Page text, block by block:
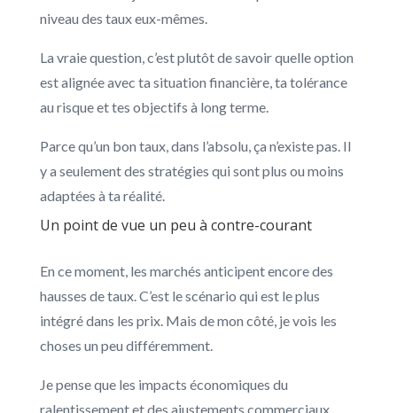
niveau des taux eux-mêmes.
La vraie question, c’est plutôt de savoir quelle option
est alignée avec ta situation financière, ta tolérance
au risque et tes objectifs à long terme.
Parce qu’un bon taux, dans l’absolu, ça n’existe pas. Il
y a seulement des stratégies qui sont plus ou moins
adaptées à ta réalité.
Un point de vue un peu à contre-courant
En ce moment, les marchés anticipent encore des
hausses de taux. C’est le scénario qui est le plus
intégré dans les prix. Mais de mon côté, je vois les
choses un peu différemment.
Je pense que les impacts économiques du
ralentissement et des ajustements commerciaux